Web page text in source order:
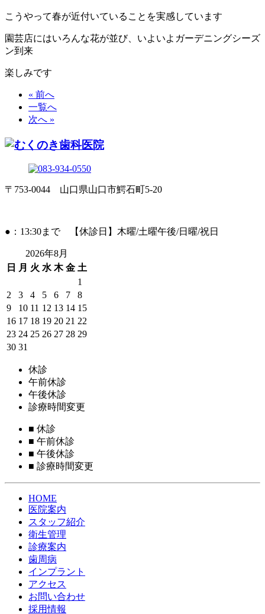
こうやって春が近付いていることを実感しています
園芸店にはいろんな花が並び、いよいよガーデニングシーズ
ン到来
楽しみです
« 前へ
一覧へ
次へ »
〒753-0044 山口県山口市鰐石町5-20
●：13:30まで 【休診日】木曜/土曜午後/日曜/祝日
2026年8月
日
月 火 水 木 金 土
1
2
3 4 5 6 7
8
9
10 11 12 13 14 15
16 17 18 19 20 21 22
23 24 25 26 27 28 29
30 31
休診
午前休診
午後休診
診療時間変更
■ 休診
■ 午前休診
■ 午後休診
■ 診療時間変更
HOME
医院案内
スタッフ紹介
衛生管理
診療案内
歯周病
インプラント
アクセス
お問い合わせ
採用情報